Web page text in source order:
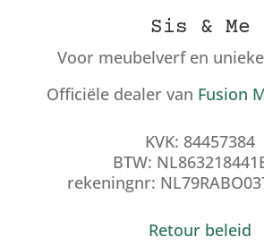
Sis & Me
Voor meubelverf en
Officiële dealer van Fusion
KVK: 84457384
BTW:
rekeningnr:
Retour beleid